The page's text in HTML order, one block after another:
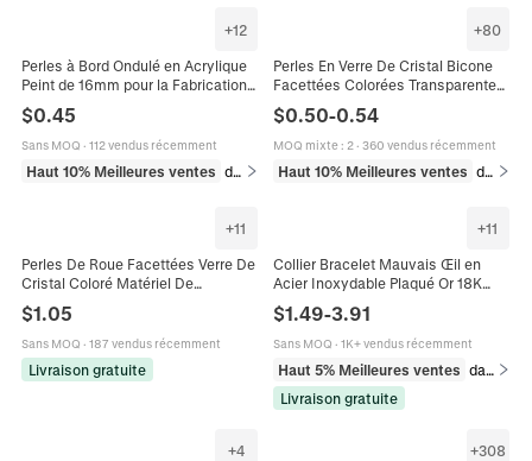
+12
Perles à Bord Ondulé en Acrylique
Peint de 16mm pour la Fabrication
Accessoires d'Artisanat de Perles
Rondes Colorées
$0.45
Sans MOQ · 112 vendus récemment
Haut 10% Meilleures ventes dans Perles
+80
Perles En Verre De Cristal Bicone
Facettées Colorées Transparentes
De Bijoux Bricolage Bracelet Collier
$0.50-0.54
MOQ mixte: 2· 360 vendus récemment
Haut 10% Meilleures ventes
+11
Perles De Roue Facettées Verre De
Cristal Coloré Matériel De
Fabrication De Bijoux DIY Pour
Collier Bracelet
$1.05
Sans MOQ · 187 vendus récemment
Livraison gratuite
+11
Collier Bracelet Mauvais Œil en
Acier Inoxydable Plaqué Or 18K
pour Femme Bijoux de Mode avec
Perles en Émail Coloré
$1.49-3.91
Sans MOQ · 1K+ vendus récemment
Haut 5% Meilleures ventes
dans Bracelets
Livraison gratuite
+4 +308